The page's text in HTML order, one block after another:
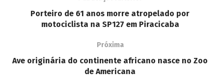
Porteiro de 61 anos morre atropelado por
motociclista na SP127 em Piracicaba
Próxima
Ave originária do continente africano nasce no Zoo
de Americana